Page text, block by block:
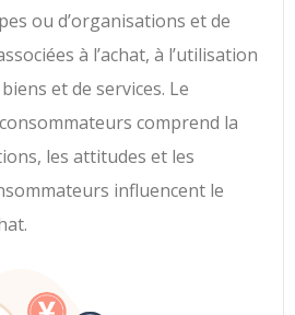
ou d’organisations et de
à l’achat, à l’utilisation
et de services. Le
comprend la
les attitudes et les
influencent le